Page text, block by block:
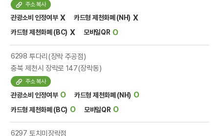
주소 복사
관광소비 인정여부 X 카드형 제천화폐 (NH) X
카드형 제천화폐 (BC) X 모바일QR O
6298 투다리(장락 주공점)
충북 제천시 장락로 147(장락동)
주소 복사
관광소비 인정여부 O 카드형 제천화폐 (NH) O
카드형 제천화폐 (BC) O 모바일QR O
6297 토치미장락점